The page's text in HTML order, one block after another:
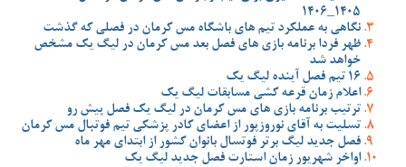
1405_1406
نگاهی به عملکرد تیم های باشگاه مس کرمان در فصلی که گذشت
ظهر فردا برنامه بازی های فصل بعد مس کرمان در لیگ یک مشخص
خواهد شد
16 تیم فصل آینده لیگ یک
اعلام زمان قرعه کشی مسابقات لیگ یک
ترتیب برنامه بازی های مس کرمان در لیگ یک فصل پیش رو
تسلیت به آقای نوروزپور از اعضای کادر پزشکی تیم فوتبال مس کرمان
فصل جدید لیگ برتر فوتسال بانوان کشور از ابتدای مهر ماه
اواخر شهریور زمان استارت فصل جدید لیگ یک